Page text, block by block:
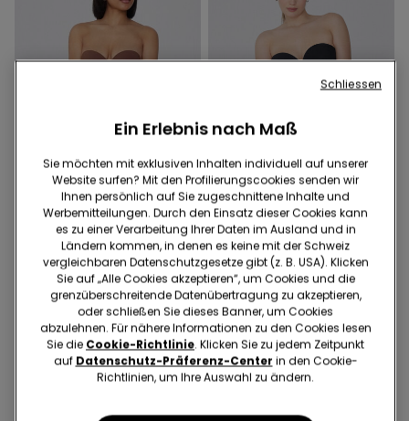
Recyceltes Mikrofaser
5 Farben
Gepolsterter Super Push-up
Bandeau-BH Madrid aus
recycelter Mikrofaser
25.95 CHF
Recyceltes Mikrofaser
2 Farben
Leicht wattierter Bandeau-
BH aus recycelter
Mikrofaser Full Coverage
25.95 CHF
Ein Erlebnis nach Maß
Sie möchten mit exklusiven Inhalten individuell auf unserer
Website surfen? Mit den Profilierungscookies senden wir
Ihnen persönlich auf Sie zugeschnittene Inhalte und
Werbemitteilungen. Durch den Einsatz dieser Cookies kann
es zu einer Verarbeitung Ihrer Daten im Ausland und in
Ländern kommen, in denen es keine mit der Schweiz
vergleichbaren Datenschutzgesetze gibt (z. B. USA). Klicken
Sie auf „Alle Cookies akzeptieren“, um Cookies und die
grenzüberschreitende Datenübertragung zu akzeptieren,
oder schließen Sie dieses Banner, um Cookies
abzulehnen. Für nähere Informationen zu den Cookies lesen
Sie die Cookie-Richtlinie. Klicken Sie zu jedem Zeitpunkt
auf Datenschutz-Präferenz-Center in den Cookie-
Richtlinien, um Ihre Auswahl zu ändern.
Schliessen